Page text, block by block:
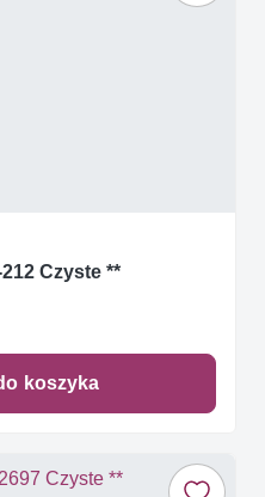
Czyste **
koszyka